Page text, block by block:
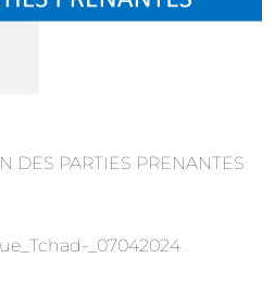
DES PARTIES PRENANTES
_07042024